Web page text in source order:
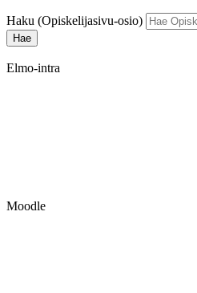
Haku (Opiskelijasivu-osio)
Elmo-intra
Moodle